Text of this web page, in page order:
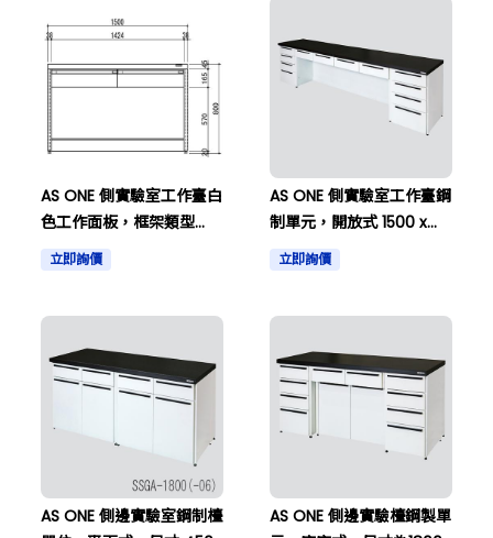
AS ONE 側實驗室工作臺白
色工作面板，框架類型
900 x 750 x 800等等。
立即詢價
AS ONE 側實驗室工作臺鋼
制單元，開放式 1500 x
750 x 800 及其他
立即詢價
AS ONE 側邊實驗室鋼制檯
AS ONE 側邊實驗檯鋼製單